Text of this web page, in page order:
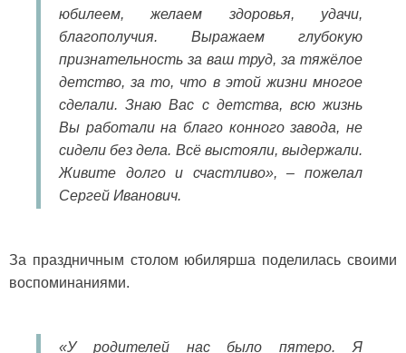
юбилеем, желаем здоровья, удачи,
благополучия. Выражаем глубокую
признательность за ваш труд, за тяжёлое
детство, за то, что в этой жизни многое
сделали. Знаю Вас с детства, всю жизнь
Вы работали на благо конного завода, не
сидели без дела. Всё выстояли, выдержали.
Живите долго и счастливо», – пожелал
Сергей Иванович.
За праздничным столом юбилярша поделилась своими
воспоминаниями.
«У родителей нас было пятеро. Я